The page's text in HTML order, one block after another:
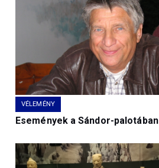
VÉLEMÉNY
Események a Sándor-palotában